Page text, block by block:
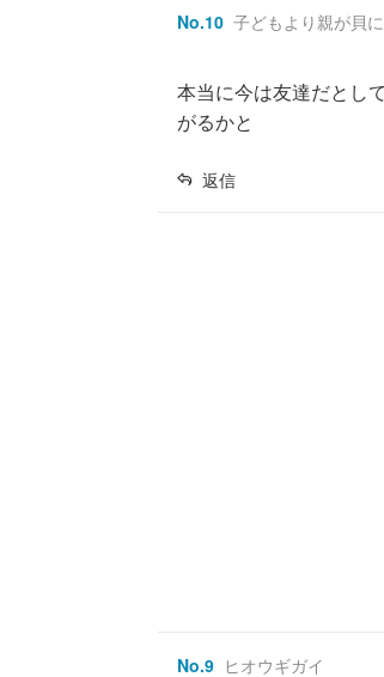
No.10 子どもより親が貝
本当に今は友達だとし
がるかと
返信
No.9 ヒオウギガイ